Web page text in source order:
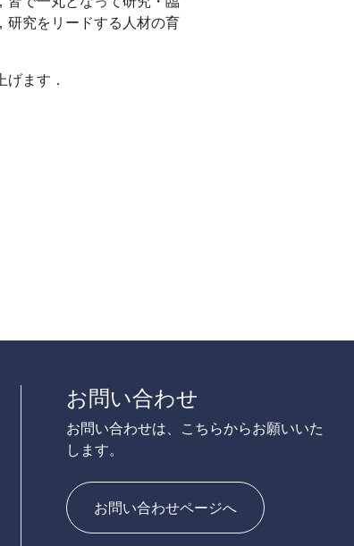
研究をリードする人材の育
ます．
お問い合わせ
お問い合わせは、こちらからお願いいた
します。
お問い合わせページへ